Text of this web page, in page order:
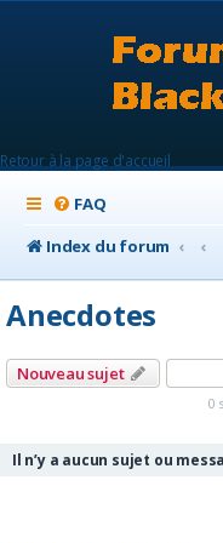
Retour à la page d'accueil
FAQ
Index du forum
Anecdotes
Nouveau sujet
0
Il n’y a aucun sujet ou